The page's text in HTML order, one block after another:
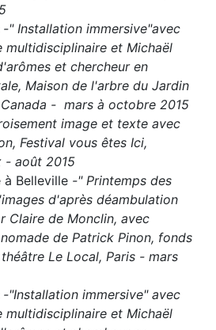
-" Installation immersive"avec
multidisciplinaire et Michaël
et chercheur en
Maison de l'arbre du Jardin
- mars à octobre 2015
image et texte avec
Festival vous êtes Ici,
- août 2015
Belleville -" Printemps des
d'après déambulation
Claire de Monclin, avec
de Patrick Pinon, fonds
Le Local, Paris - mars
-"Installation immersive" avec
multidisciplinaire et Michaël